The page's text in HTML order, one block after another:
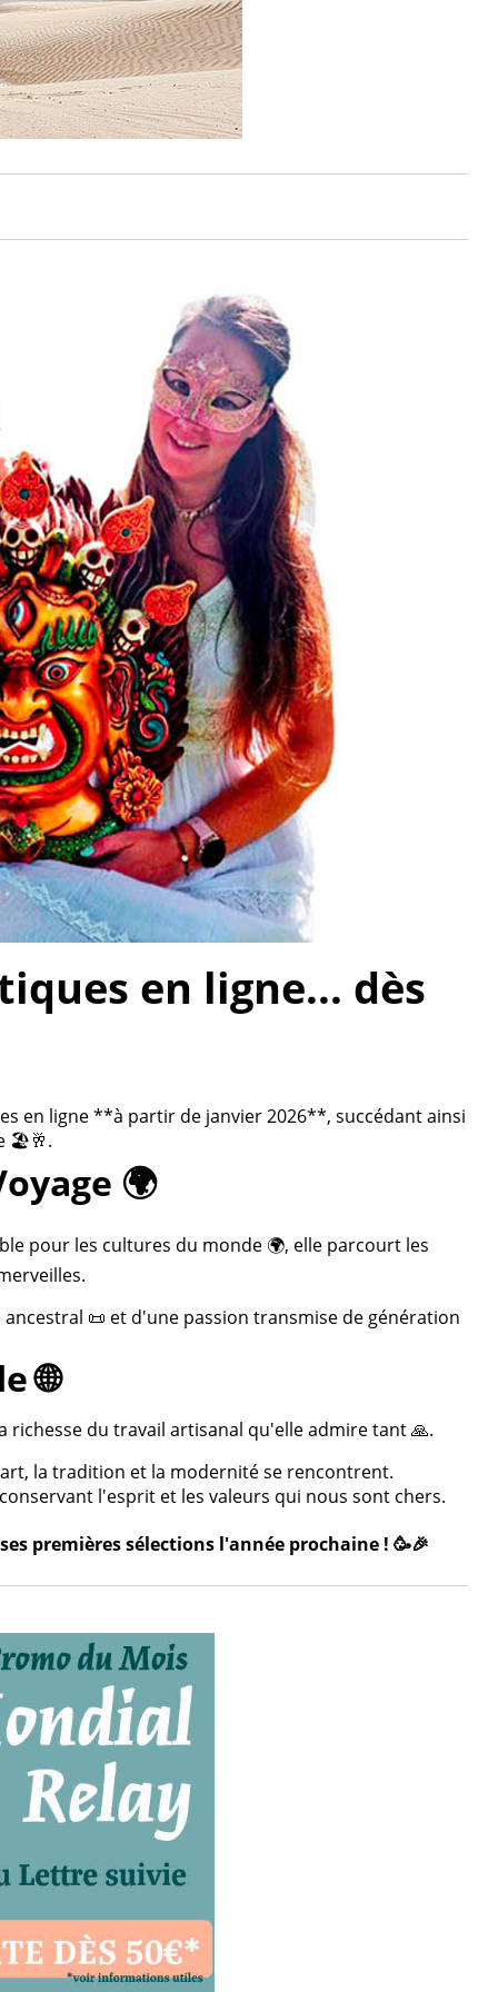
en ligne... dès
en ligne **à partir de janvier 2026**, succédant ainsi
🏖️🥂.
🌍
pour les cultures du monde 🌍, elle parcourt les
📜 et d'une passion transmise de génération
🌐
richesse du travail artisanal qu'elle admire tant 🙏.
la tradition et la modernité se rencontrent.
l'esprit et les valeurs qui nous sont chers.
premières sélections l'année prochaine ! 🥳🎉